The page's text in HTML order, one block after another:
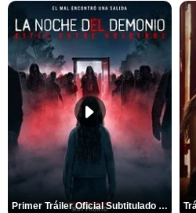
Primer Tráiler Oficial Subtitulado de 'La Noche Del Demonio: Están Entre Nosotros'